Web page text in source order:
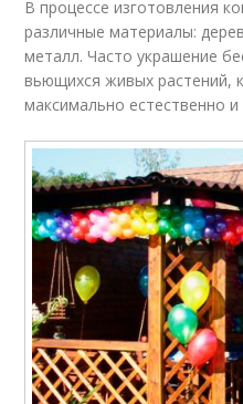
В процессе изготовления
различные материалы:
металл. Часто украшение
вьющихся живых растений,
максимально естественно